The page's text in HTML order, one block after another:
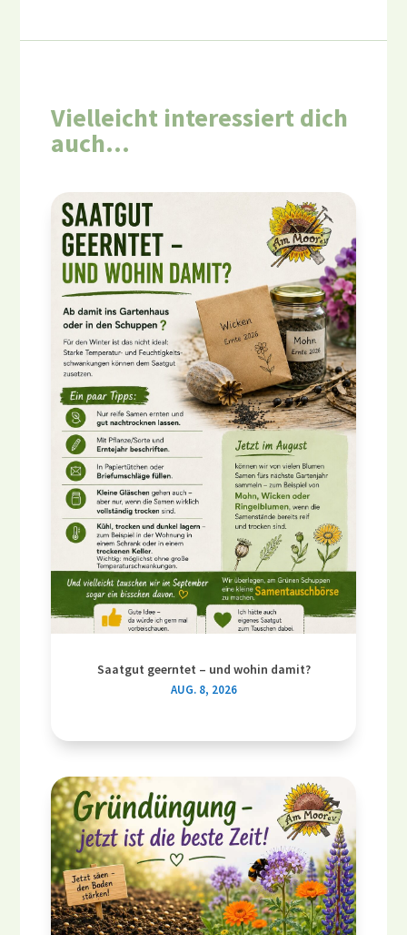
Vielleicht interessiert dich
auch…
Saatgut geerntet – und wohin damit?
AUG. 8, 2026